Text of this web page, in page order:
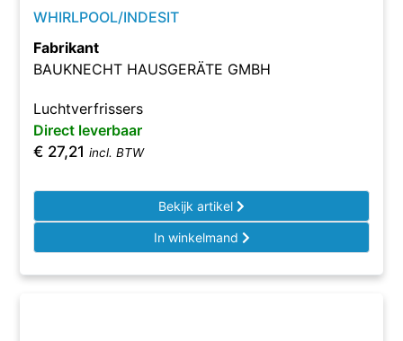
WHIRLPOOL/INDESIT
Fabrikant
BAUKNECHT HAUSGERÄTE GMBH
Luchtverfrissers
Direct leverbaar
€ 27,21 incl. BTW
Bekijk artikel
In winkelmand